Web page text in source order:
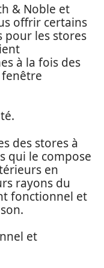
& Noble et
offrir certains
pour les stores
à la fois des
des stores à
qui le compose
en
rayons du
fonctionnel et
et